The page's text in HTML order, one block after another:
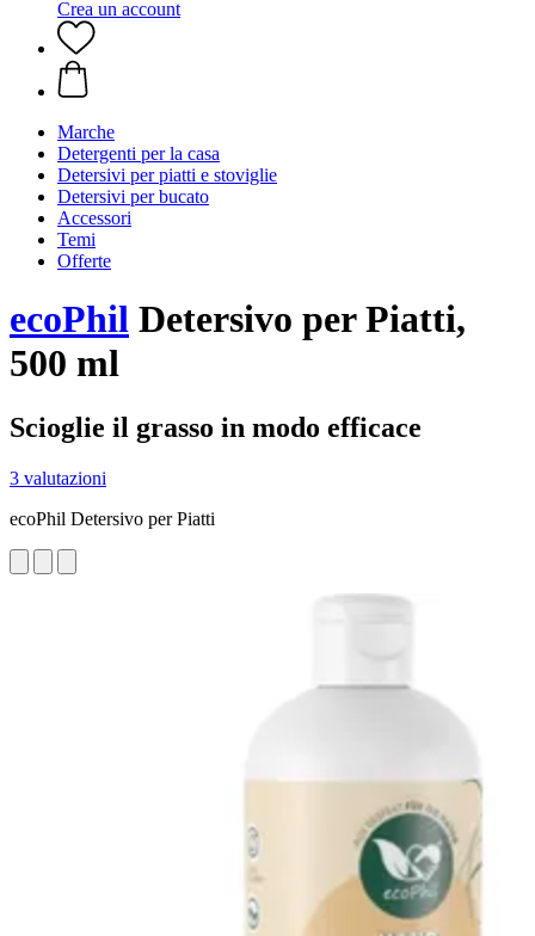
Crea un account
Marche
Detergenti per la casa
Detersivi per piatti e stoviglie
Detersivi per bucato
Accessori
Temi
Offerte
ecoPhil Detersivo per Piatti,
500 ml
Scioglie il grasso in modo efficace
3 valutazioni
ecoPhil Detersivo per Piatti